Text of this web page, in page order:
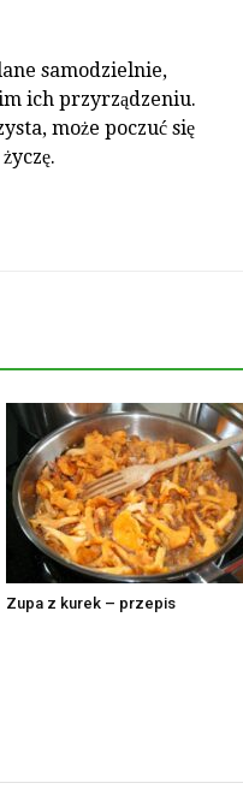
samodzielnie,
ich przyrządzeniu.
może poczuć się
Zupa z kurek – przepis